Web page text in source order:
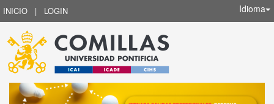
INICIO | LOGIN Idioma